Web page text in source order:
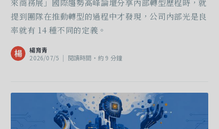
來商務展」國際趨勢高峰論壇分享內部轉型歷程時，就
提到團隊在推動轉型的過程中才發現，公司內部光是良
率就有 14 種不同的定義。
楊
楊育青
2026/07/5 | 閱讀時間‧約 9 分鐘